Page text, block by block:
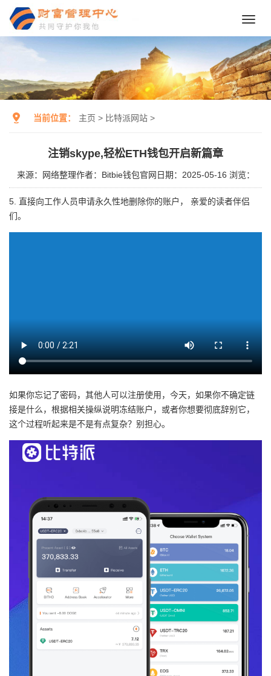
当前位置： 主页 > 比特派网站 >
注销skype,轻松ETH钱包开启新篇章
来源：网络整理作者：Bitbie钱包官网 日期：2025-05-16 浏览：
5. 直接向工作人员申请永久性地删除你的账户， 亲爱的读者伴侣
们。
如果你忘记了密码，其他人可以注册使用，今天，如果你不确定链
接是什么，根据相关操纵说明冻结账户，或者你想要彻底辞别它，
这个过程听起来是不是有点复杂？别担心。